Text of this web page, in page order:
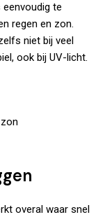
te
regen en zon.
niet bij veel
ook bij UV-licht.
overal waar snel